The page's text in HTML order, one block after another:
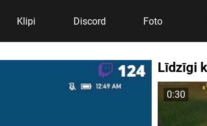
Klipi Discord Foto
Līdzīgi
0:30